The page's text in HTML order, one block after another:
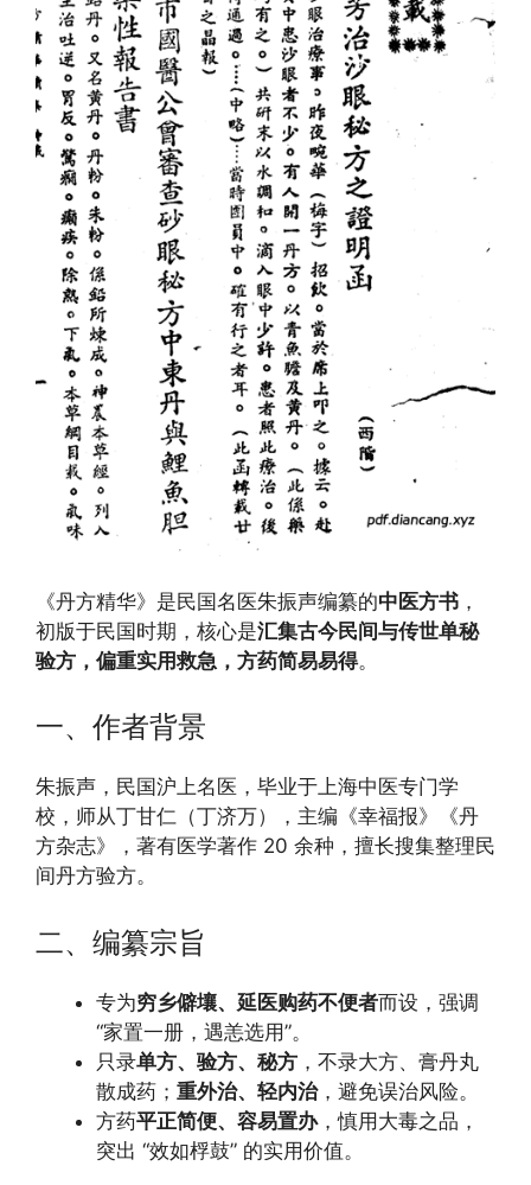
《丹方精华》是民国名医朱振声编纂的中医方书 ，
初版于民国时期，核心是汇集古今民间与传世单秘
验方，偏重实用救急，方药简易易得。
一、作者背景
朱振声，民国沪上名医，毕业于上海中医专门学
校，师从丁甘仁（丁济万），主编《幸福报》《丹
方杂志》，著有医学著作 20 余种，擅长搜集整理民
间丹方验方。
二、编纂宗旨
专为穷乡僻壤、延医购药不便者而设，强调
“家置一册，遇恙选用”。
只录单方、验方、秘方 ，不录大方、膏丹丸
散成药； 重外治、轻内治，避免误治风险。
方药平正简便、容易置办，慎用大毒之品，
突出 “效如桴鼓” 的实用价值。